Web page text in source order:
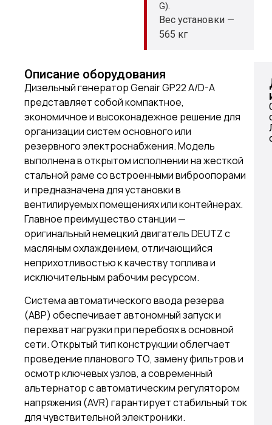
G).
Вес установки —
565 кг
Описание оборудования
Дизельный генератор Genair GP22 A/D-A
представляет собой компактное,
экономичное и высоконадежное решение для
организации систем основного или
резервного электроснабжения. Модель
выполнена в открытом исполнении на жесткой
стальной раме со встроенными виброопорами
и предназначена для установки в
вентилируемых помещениях или контейнерах.
Главное преимущество станции —
оригинальный немецкий двигатель DEUTZ с
масляным охлаждением, отличающийся
неприхотливостью к качеству топлива и
исключительным рабочим ресурсом.
Система автоматического ввода резерва
(АВР) обеспечивает автономный запуск и
перехват нагрузки при перебоях в основной
сети. Открытый тип конструкции облегчает
проведение планового ТО, замену фильтров и
осмотр ключевых узлов, а современный
альтернатор с автоматическим регулятором
напряжения (AVR) гарантирует стабильный ток
для чувствительной электроники.